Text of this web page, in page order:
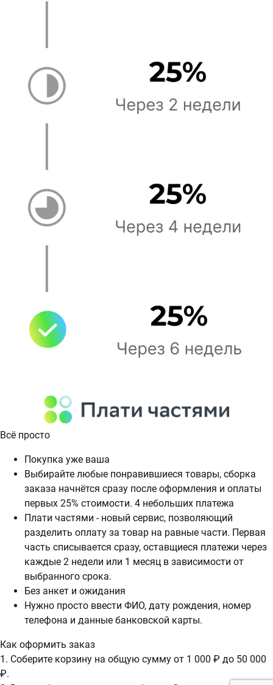
Всё просто
Покупка уже ваша
Выбирайте любые понравившиеся товары, сборка
заказа начнётся сразу после оформления и оплаты
первых 25% стоимости. 4 небольших платежа
Плати частями - новый сервис, позволяющий
разделить оплату за товар на равные части. Первая
часть списывается сразу, оставщиеся платежи через
каждые 2 недели или 1 месяц в зависимости от
выбранного срока.
Без анкет и ожидания
Нужно просто ввести ФИО, дату рождения, номер
телефона и данные банковской карты.
Как оформить заказ
1. Соберите корзину на общую сумму от 1 000 ₽ до 50 000
₽.